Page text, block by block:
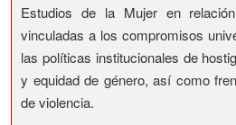
Estudios de la Mujer en
vinculadas a los compromisos
las políticas institucionales de
y equidad de género, así como
de violencia.